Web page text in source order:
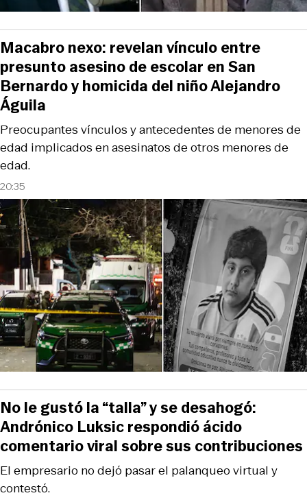
20:35
Preocupantes vínculos y antecedentes de menores de
edad implicados en asesinatos de otros menores de
edad.
Macabro nexo: revelan vínculo entre
presunto asesino de escolar en San
Bernardo y homicida del niño Alejandro
Águila
El empresario no dejó pasar el palanqueo virtual y
contestó.
No le gustó la “talla” y se desahogó:
Andrónico Luksic respondió ácido
comentario viral sobre sus contribuciones